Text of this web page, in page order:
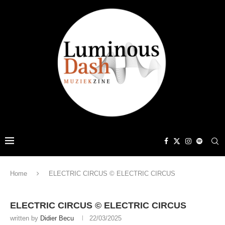
Home ELECTRIC CIRCUS © ELECTRIC CIRCUS
ELECTRIC CIRCUS © ELECTRIC CIRCUS
written by Didier Becu 22/03/2025